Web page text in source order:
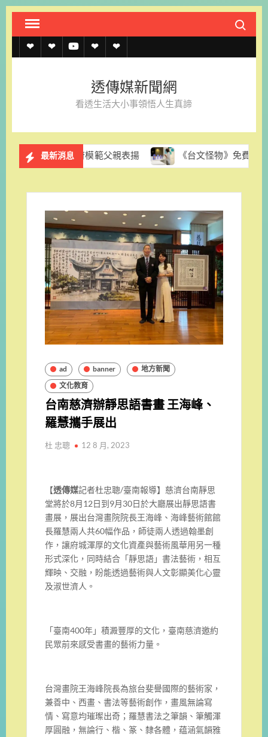
Skip
content
Search
透
約
透
上
記
單
透 聯
我
官
LINE
透傳媒新聞網
看透生活大小事領悟人生真諦
最新消息
府模範父親表揚 《台文怪物》免費展出一年 台南老
ad banner
地方新聞
文化教育
台南慈濟辦靜思語書畫 王海峰、
羅慧攜手展出
杜 忠聰 12 8 月, 2023
【透傳媒記者杜忠聰/臺南報導】慈濟台南靜思
堂將於8月12日到9月30日於大廳展出靜思語書
畫展，展出台灣畫院院長王海峰、海峰藝術館館
長羅慧兩人共60幅作品，師徒兩人透過翰墨創
作，讓府城渾厚的文化資產與藝術風華用另一種
形式深化，同時結合「靜思語」書法藝術，相互
輝映、交融，盼能透過藝術與人文彰顯美化心靈
及淑世濟人。
「臺南400年」積澱豐厚的文化，臺南慈濟邀約
民眾前來感受書畫的藝術力量。
台灣畫院王海峰院長為旅台斐譽國際的藝術家，
兼善中、西畫、書法等藝術創作，畫風無論寫
情、寫意均璀璨出奇；羅慧書法之筆韻、筆觸渾
厚圓融，無論行、楷、篆、隸各體，蕴涵氣韻雅